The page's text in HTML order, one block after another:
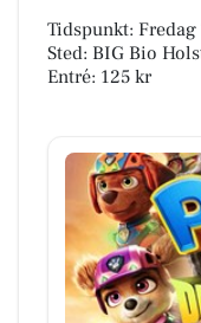
Tidspunkt:
Sted: BIG Bio
Entré: 125 kr